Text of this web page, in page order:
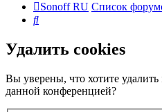
Sonoff RU Список
Поиск
Удалить cookies
Вы уверены, что хотите
данной конференцией?